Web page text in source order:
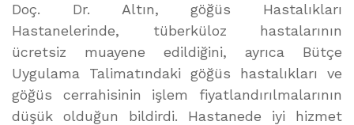
Doç. Dr. Altın, göğüs Hastalıkları
Hastanelerinde, tüberküloz hastalarının
ücretsiz muayene edildiğini, ayrıca Bütçe
Uygulama Talimatındaki göğüs hastalıkları ve
göğüs cerrahisinin işlem fiyatlandırılmalarının
düşük olduğun bildirdi. Hastanede iyi hizmet